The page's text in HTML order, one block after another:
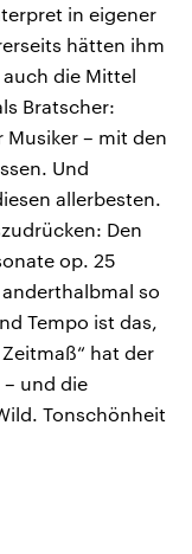
in eigener
hätten ihm
die Mittel
Bratscher:
– mit den
Und
allerbesten.
Den
op. 25
so
Tempo ist das,
hat der
und die
Tonschönheit